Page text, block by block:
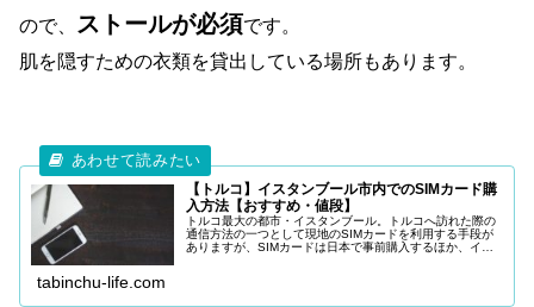
ので、 ストールが必須です。
肌を隠すための衣類を貸出している場所もあります。
【トルコ】イスタンブール市内でのSIMカード購
入方法【おすすめ・値段】
トルコ最大の都市・イスタンブール。トルコへ訪れた際の
通信方法の一つとして現地のSIMカードを利用する手段が
ありますが、SIMカードは日本で事前購入するほか、イス
tabinchu-life.com